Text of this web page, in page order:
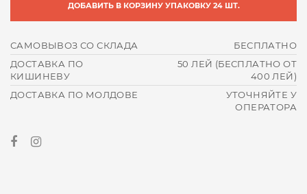
ДОБАВИТЬ В КОРЗИНУ УПАКОВКУ 24 ШТ.
САМОВЫВОЗ СО СКЛАДА
БЕСПЛАТНО
ДОСТАВКА ПО
КИШИНЕВУ
50 ЛЕЙ (БЕСПЛАТНО ОТ
400 ЛЕЙ)
ДОСТАВКА ПО МОЛДОВЕ
УТОЧНЯЙТЕ У
ОПЕРАТОРА